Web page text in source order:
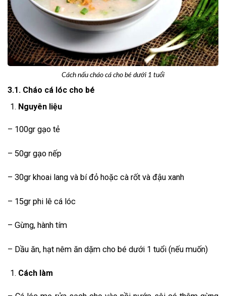
Cách nấu cháo cá cho bé dưới 1 tuổi
3.1. Cháo cá lóc cho bé
Nguyên liệu
– 100gr gạo tẻ
– 50gr gạo nếp
– 30gr khoai lang và bí đỏ hoặc cà rốt và đậu xanh
– 15gr phi lê cá lóc
– Gừng, hành tím
– Dầu ăn, hạt nêm ăn dặm cho bé dưới 1 tuổi (nếu muốn)
Cách làm